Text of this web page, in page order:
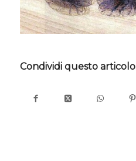
Condividi questo articolo